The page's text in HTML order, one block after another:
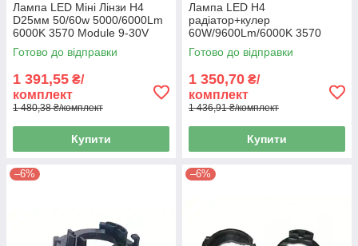
Лампа LED Міні Лінзи H4
D25мм 50/60w 5000/6000Lm
6000K 3570 Module 9-30V
Canbus,anti-EMC Y10Pro
Готово до відправки
1 391,55 ₴/
комплект
1 480,38 ₴/комплект
Купити
Лампа LED H4
радіатор+кулер
60W/9600Lm/6000K 3570
Chip IP68/9-16V EMC-
драйвер "K10" 12 міс.гарантії
Готово до відправки
1 350,70 ₴/
комплект
1 436,91 ₴/комплект
Купити
–6% –6%